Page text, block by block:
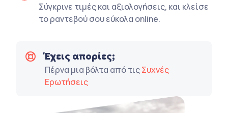
Σύγκρινε τιμές και αξιολογήσεις, και κλείσε
το ραντεβού σου εύκολα online.
Έχεις απορίες;
Πέρνα μια βόλτα από τιςΣυχνές
Ερωτήσεις